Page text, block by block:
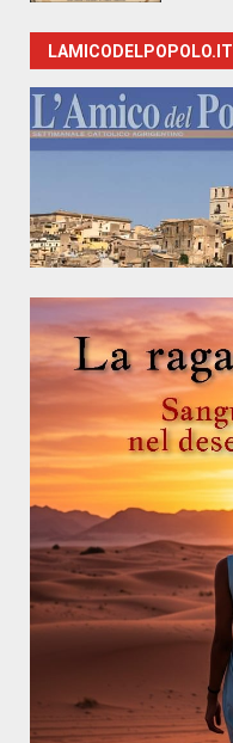
LAMICODELPOPOLO.IT